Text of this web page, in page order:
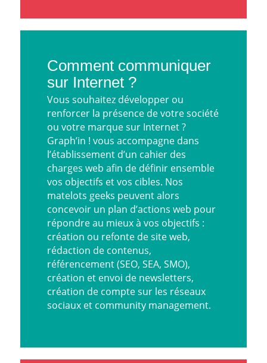
Comment communiquer
sur Internet ?
Vous souhaitez développer ou
renforcer la présence de votre société
ou votre marque sur Internet ?
Graph’in ! vous accompagne dans
l’établissement d’un cahier des
charges web afin de définir ensemble
vos objectifs et vos cibles. Nos
matelots geeks peuvent alors
concevoir un plan d’actions web pour
répondre au mieux à vos objectifs :
création ou refonte de site web,
rédaction de contenus,
référencement (SEO, SEA, SMO),
création et envoi de newsletters,
création de compte sur les réseaux
sociauxet community management.